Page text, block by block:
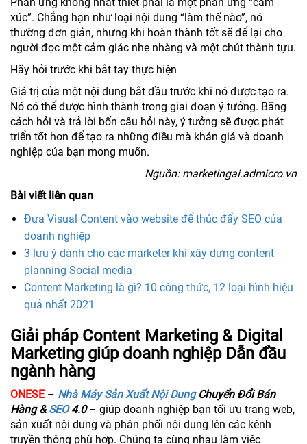
xúc”. Chẳng hạn như loại nội dung “làm thế nào”, nó
thường đơn giản, nhưng khi hoàn thành tốt sẽ để lại cho
người đọc một cảm giác nhẹ nhàng và một chút thành tựu.
Hãy hỏi trước khi bắt tay thực hiện
Giá trị của một nội dung bắt đầu trước khi nó được tạo ra.
Nó có thể được hình thành trong giai đoạn ý tưởng. Bằng
cách hỏi và trả lời bốn câu hỏi này, ý tưởng sẽ được phát
triển tốt hơn để tạo ra những điều mà khán giả và doanh
nghiệp của bạn mong muốn.
Nguồn: marketingai.admicro.vn
Bài viết liên quan
Đưa Visual Content vào website để thúc đẩy SEO của
doanh nghiệp
3 lưu ý dành cho các marketer khi xây dựng content
planning Social media
Content Marketing là gì? 10 công thức, 12 loại hình hiệu
quả nhất 2021
Giải pháp Content Marketing & Digital
Marketing giúp doanh nghiệp Dẫn đầu
ngành hàng
​ONESE– Nhà Máy Sản Xuất Nội DungChuyển Đổi Bán
Hàng &SEO4.0– giúp doanh nghiệp bạn tối ưu trang web,
sản xuất nội dung và phân phối nội dung lên các kênh
truyền thông phù hợp. Chúng ta cùng nhau làm việc